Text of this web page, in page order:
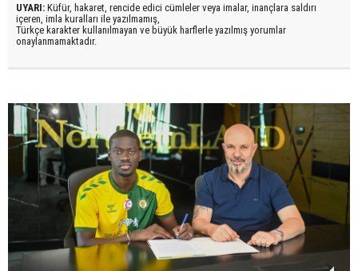
UYARI: Küfür, hakaret, rencide edici cümleler veya imalar, inançlara saldırı
içeren, imla kuralları ile yazılmamış,
Türkçe karakter kullanılmayan ve büyük harflerle yazılmış yorumlar
onaylanmamaktadır.